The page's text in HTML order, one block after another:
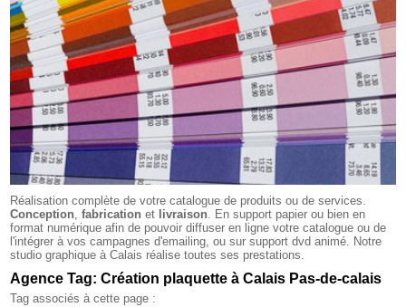
Réalisation complète de votre catalogue de produits ou de services.
Conception ,fabrication et livraison . En support papier ou bien en
format numérique afin de pouvoir diffuser en ligne votre catalogue ou de
l'intégrer à vos campagnes d'emailing, ou sur support dvd animé. Notre
studio graphique à Calais réalise toutes ses prestations.
Agence Tag: Création plaquette à Calais Pas-de-calais
Tag associés à cette page :